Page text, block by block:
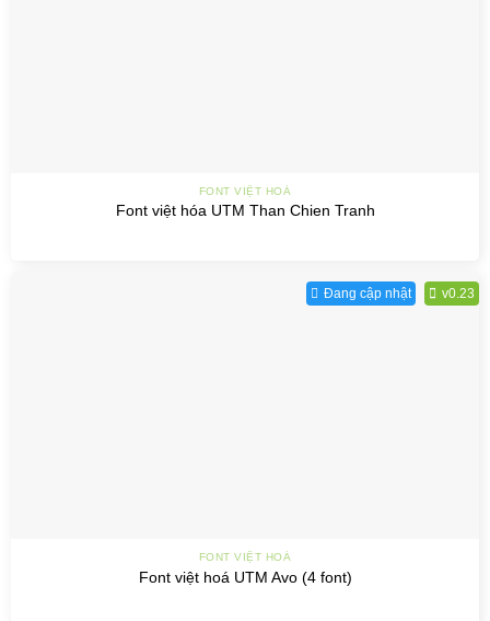
FONT VIỆT HOÁ
Font việt hóa UTM Than Chien Tranh
Đang cập nhật v0.23
FONT VIỆT HOÁ
Font việt hoá UTM Avo (4 font)